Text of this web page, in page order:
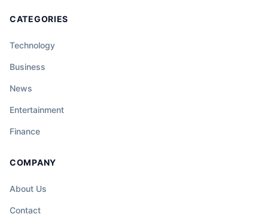
CATEGORIES
Technology
Business
News
Entertainment
Finance
COMPANY
About Us
Contact